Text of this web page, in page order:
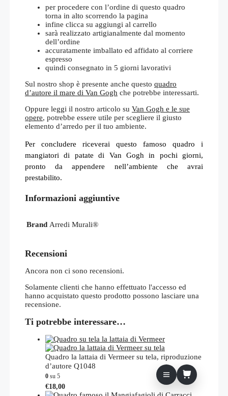
per procedere con l’ordine di questo quadro
torna in alto scorrendo la pagina
infine clicca su aggiungi al carrello
sarà realizzato artigianalmente dal momento
dell’ordine
accuratamente imballato ed affidato al corriere
espresso
quindi consegnato in 5 giorni lavorativi
Sul nostro shop è presente anche questo quadro
d’autore il mare di Van Gogh che potrebbe interessarti.
Oppure leggi il nostro articolo su Van Gogh e le sue
opere, potrebbe essere utile per scegliere il giusto
elemento d’arredo per il tuo ambiente.
Per concludere riceverai questo famoso quadro i
mangiatori di patate di Van Gogh in pochi giorni,
pronto da appendere nell’ambiente che avrai
prestabilito.
Informazioni aggiuntive
Brand Arredi Murali®
Recensioni
Ancora non ci sono recensioni.
Solamente clienti che hanno effettuato l'accesso ed
hanno acquistato questo prodotto possono lasciare una
recensione.
Ti potrebbe interessare…
Quadro la lattaia di Vermeer su tela, riproduzione
d’autore Q1048
0 su 5
€18,00